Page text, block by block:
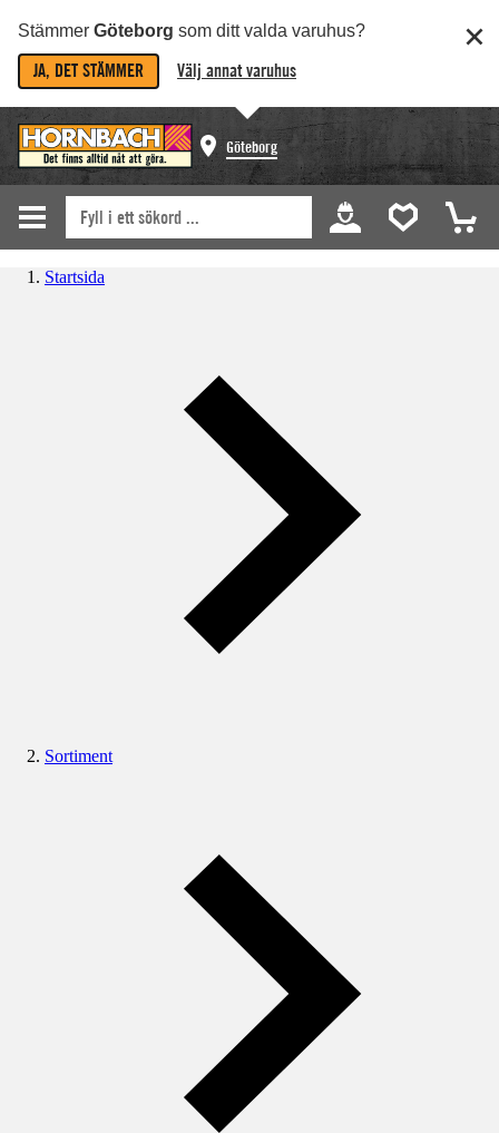
Stämmer Göteborg som ditt valda varuhus?
JA, DET STÄMMER Välj annat varuhus
Göteborg
Startsida
Sortiment